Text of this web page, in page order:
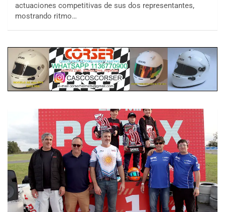
actuaciones competitivas de sus dos representantes,
mostrando ritmo…